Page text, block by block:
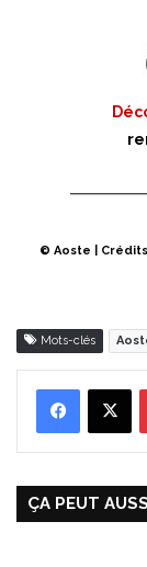
© Aoste |
Mots-clés
ÇA PEUT